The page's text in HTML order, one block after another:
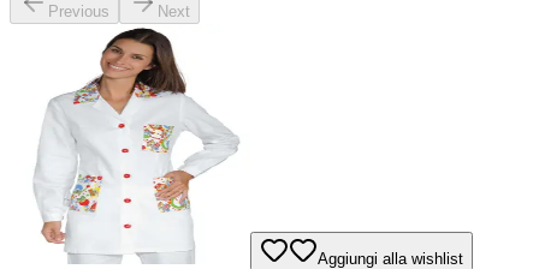
Previous Next
Aggiungi alla wishlist